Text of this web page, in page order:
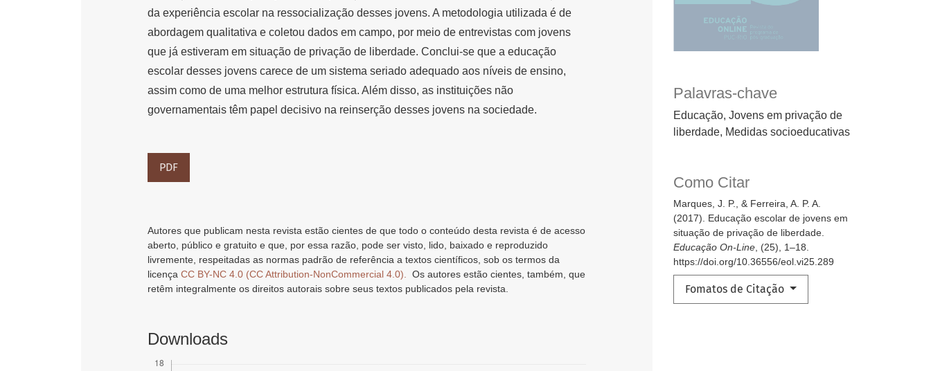
Palavras-chave
Educação, Jovens em privação de
liberdade, Medidas socioeducativas
Como Citar
Marques, J. P., & Ferreira, A. P. A.
(2017). Educação escolar de jovens em
situação de privação de liberdade.
Educação On-Line, (25), 1–18.
https://doi.org/10.36556/eol.vi25.289
Fomatos de Citação
da experiência escolar na ressocialização desses jovens. A metodologia utilizada é de
abordagem qualitativa e coletou dados em campo, por meio de entrevistas com jovens
que já estiveram em situação de privação de liberdade. Conclui-se que a educação
escolar desses jovens carece de um sistema seriado adequado aos níveis de ensino,
assim como de uma melhor estrutura física. Além disso, as instituições não
governamentais têm papel decisivo na reinserção desses jovens na sociedade.
PDF
Autores que publicam nesta revista estão cientes de que todo o conteúdo desta revista é de acesso
aberto, público e gratuito e que, por essa razão, pode ser visto, lido, baixado e reproduzido
livremente, respeitadas as normas padrão de referência a textos científicos, sob os termos da
licença CC BY-NC 4.0 (CC Attribution-NonCommercial 4.0).
Os autores estão cientes, também, que
retêm integralmente os direitos autorais sobre seus textos publicados pela revista.
Downloads